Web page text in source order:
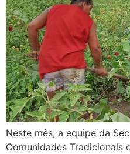
Neste mês, a equipe da
Comunidades Tradicionais